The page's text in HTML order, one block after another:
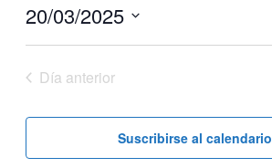
20/03/2025
Día anterior
Suscribirse al calendario